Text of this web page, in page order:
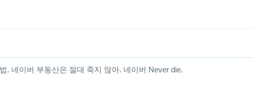
. 네이버 부동산은 절대 죽지 않아. 네이버 Never die.